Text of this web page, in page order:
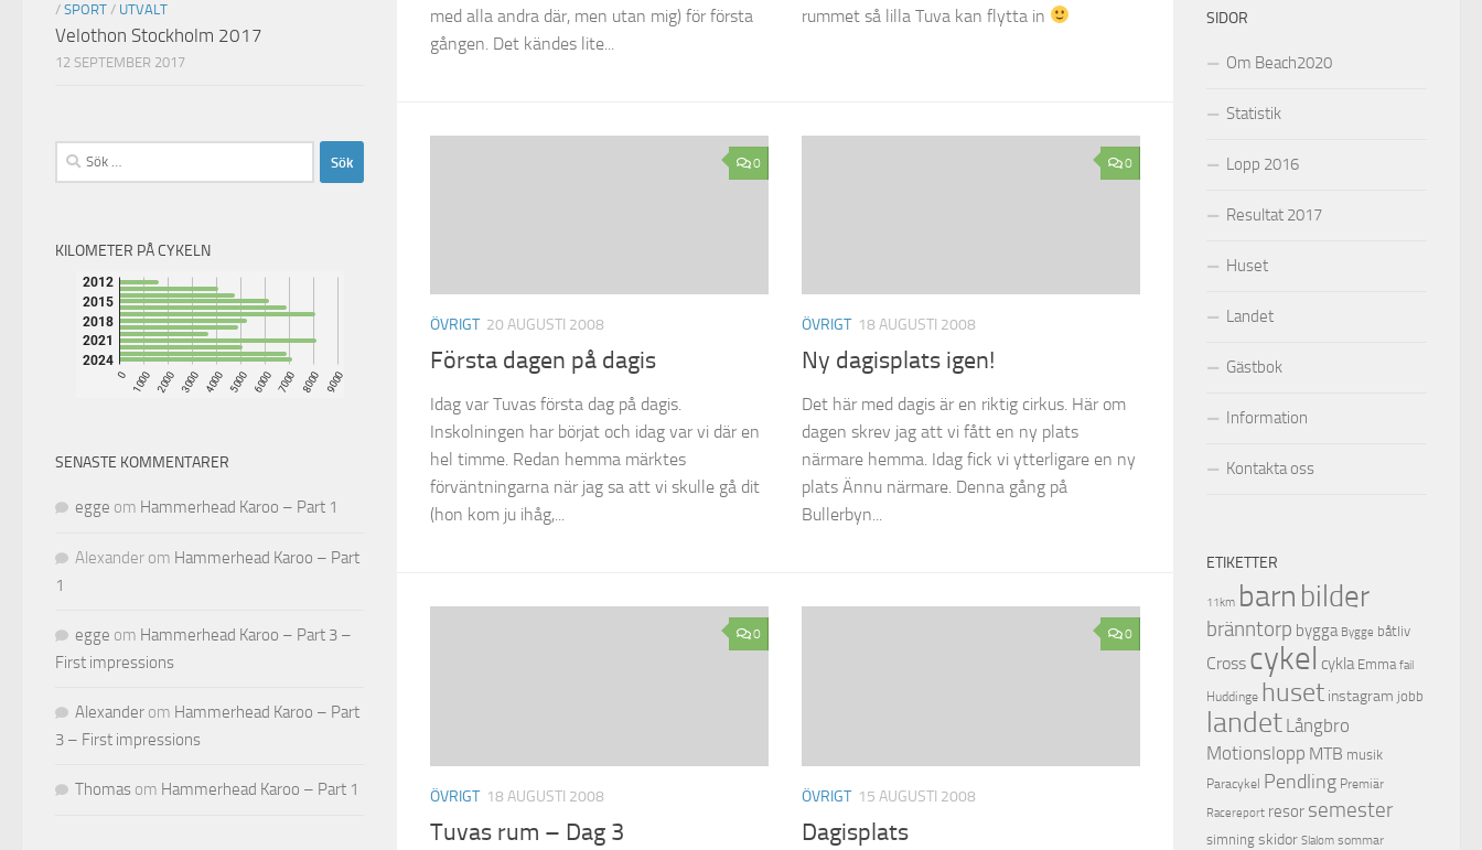
med alla andra där, men utan mig) för första
gången. Det kändes lite...
rummet så lilla Tuva kan flytta in
0
ÖVRIGT 20 AUGUSTI 2008
Första dagen på dagis
Idag var Tuvas första dag på dagis.
Inskolningen har börjat och idag var vi där en
hel timme. Redan hemma märktes
förväntningarna när jag sa att vi skulle gå dit
(hon kom ju ihåg,...
0
ÖVRIGT 18 AUGUSTI 2008
Ny dagisplats igen!
Det här med dagis är en riktig cirkus. Här om
dagen skrev jag att vi fått en ny plats
närmare hemma. Idag fick vi ytterligare en ny
plats Ännu närmare. Denna gång på
Bullerbyn...
0
ÖVRIGT 18 AUGUSTI 2008
Tuvas rum – Dag 3
0
ÖVRIGT 15 AUGUSTI 2008
Dagisplats
/ SPORT / UTVALT
Velothon Stockholm 2017
12 SEPTEMBER 2017
Sök
efter:
KILOMETER PÅ CYKELN
SENASTE KOMMENTARER
egge om Hammerhead Karoo – Part 1
Alexander om Hammerhead Karoo – Part
1
egge om Hammerhead Karoo – Part 3 –
First impressions
Alexander om Hammerhead Karoo – Part
3 – First impressions
Thomas om Hammerhead Karoo – Part 1
SIDOR
Om Beach2020
Statistik
Lopp 2016
Resultat 2017
Huset
Landet
Gästbok
Information
Kontakta oss
ETIKETTER
11km barn bilder
bränntorp bygga Bygge båtliv
Cross cykel cykla Emma fail
Huddinge huset instagram jobb
landet Långbro
Motionslopp MTB musik
Paracykel Pendling Premiär
Racereport resor semester
simning skidor Slalom sommar